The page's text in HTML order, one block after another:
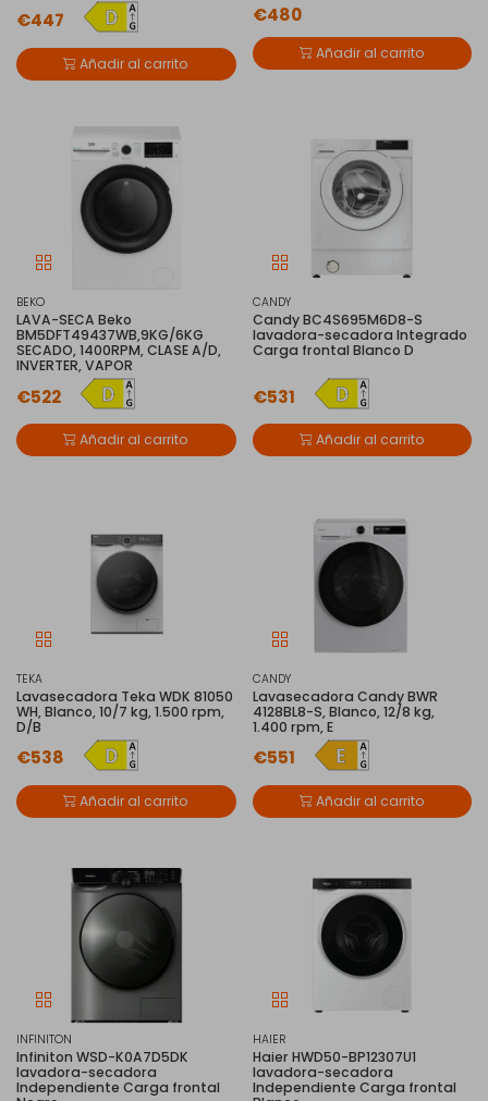
€447
Añadir al carrito
€480
Añadir al carrito
BEKO
LAVA-SECA Beko
BM5DFT49437WB,9KG/6KG
SECADO, 1400RPM, CLASE A/D,
INVERTER, VAPOR
€522
Añadir al carrito
CANDY
Candy BC4S695M6D8-S
lavadora-secadora Integrado
Carga frontal Blanco D
€531
Añadir al carrito
TEKA
Lavasecadora Teka WDK 81050
WH, Blanco, 10/7 kg, 1.500 rpm,
D/B
€538
Añadir al carrito
CANDY
Lavasecadora Candy BWR
4128BL8-S, Blanco, 12/8 kg,
1.400 rpm, E
€551
Añadir al carrito
INFINITON
Infiniton WSD-K0A7D5DK
lavadora-secadora
Independiente Carga frontal
HAIER
Haier HWD50-BP12307U1
lavadora-secadora
Independiente Carga frontal